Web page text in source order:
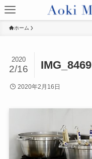
ホーム
IMG_8469
2020
2/16
2020年2月16日